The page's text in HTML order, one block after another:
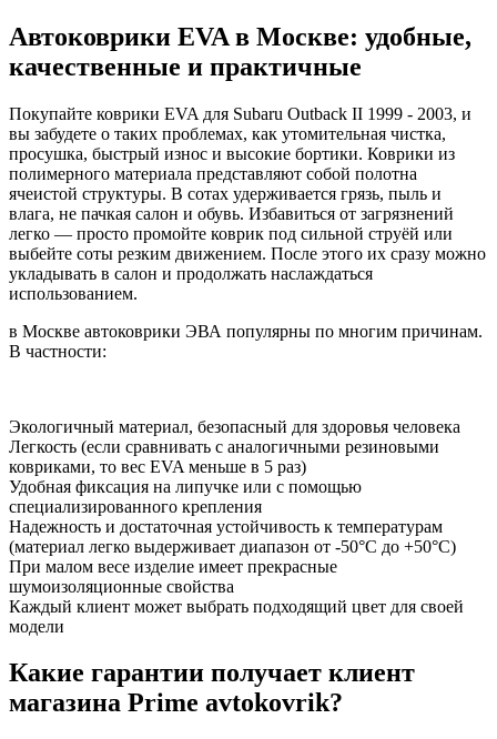
Автоковрики EVA в Москве: удобные,
качественные и практичные
Покупайте коврики EVA для Subaru Outback II 1999 - 2003, и
вы забудете о таких проблемах, как утомительная чистка,
просушка, быстрый износ и высокие бортики. Коврики из
полимерного материала представляют собой полотна
ячеистой структуры. В сотах удерживается грязь, пыль и
влага, не пачкая салон и обувь. Избавиться от загрязнений
легко — просто промойте коврик под сильной струёй или
выбейте соты резким движением. После этого их сразу можно
укладывать в салон и продолжать наслаждаться
использованием.
в Москве автоковрики ЭВА популярны по многим причинам.
В частности:
Экологичный материал, безопасный для здоровья человека
Легкость (если сравнивать с аналогичными резиновыми
ковриками, то вес EVA меньше в 5 раз)
Удобная фиксация на липучке или с помощью
специализированного крепления
Надежность и достаточная устойчивость к температурам
(материал легко выдерживает диапазон от -50°С до +50°С)
При малом весе изделие имеет прекрасные
шумоизоляционные свойства
Каждый клиент может выбрать подходящий цвет для своей
модели
Какие гарантии получает клиент
магазина Prime avtokovrik?